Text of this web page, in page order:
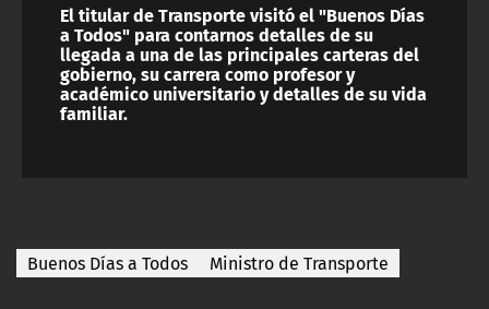
El titular de Transporte visitó el "Buenos Días
a Todos" para contarnos detalles de su
llegada a una de las principales carteras del
gobierno, su carrera como profesor y
académico universitario y detalles de su vida
familiar.
Buenos Días a Todos Ministro de Transporte